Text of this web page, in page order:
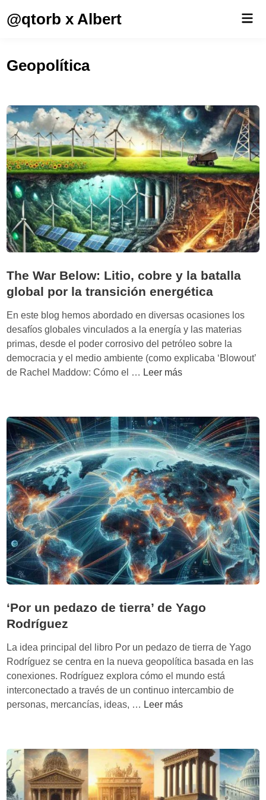
@qtorb x Albert
Geopolítica
The War Below: Litio, cobre y la batalla
global por la transición energética
En este blog hemos abordado en diversas ocasiones los
desafíos globales vinculados a la energía y las materias
primas, desde el poder corrosivo del petróleo sobre la
democracia y el medio ambiente (como explicaba ‘Blowout’
de Rachel Maddow: Cómo el … T
W
a
r
B
e
l
o
w
L
i
t
i
,
o
b
r
e
y
a
t
a
Leer más
‘Por un pedazo de tierra’ de Yago
Rodríguez
La idea principal del libro Por un pedazo de tierra de Yago
Rodríguez se centra en la nueva geopolítica basada en las
conexiones. Rodríguez explora cómo el mundo está
interconectado a través de un continuo intercambio de
personas, mercancías, ideas, … ‘
r
u
n
p
Leer más